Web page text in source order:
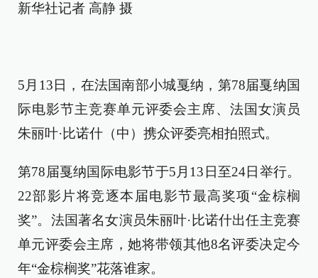
新华社记者 高静 摄
5月13日，在法国南部小城戛纳，第78届戛纳国
际电影节主竞赛单元评委会主席、法国女演员
朱丽叶·比诺什（中）携众评委亮相拍照式。
第78届戛纳国际电影节于5月13日至24日举行。
22部影片将竞逐本届电影节最高奖项“金棕榈
奖”。法国著名女演员朱丽叶·比诺什出任主竞赛
单元评委会主席，她将带领其他8名评委决定今
年“金棕榈奖”花落谁家。